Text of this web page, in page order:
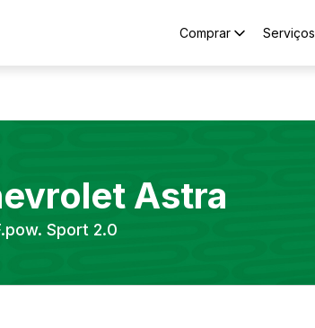
Comprar Serviços
Astra
Sport 2.0